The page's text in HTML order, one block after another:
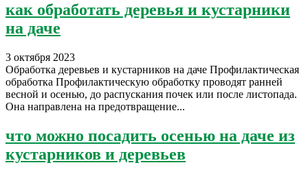
как обработать деревья и кустарники
на даче
3 октября 2023
Обработка деревьев и кустарников на даче Профилактическая
обработка Профилактическую обработку проводят ранней
весной и осенью, до распускания почек или после листопада.
Она направлена на предотвращение...
что можно посадить осенью на даче из
кустарников и деревьев